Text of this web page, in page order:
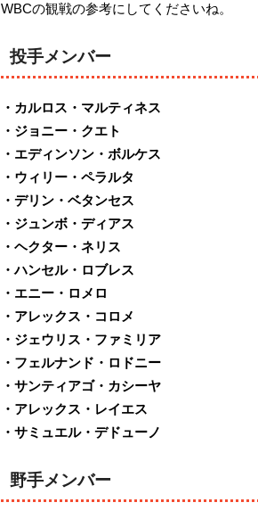
WBCの観戦の参考にしてくださいね。
投手メンバー
・カルロス・マルティネス
・ジョニー・クエト
・エディンソン・ボルケス
・ウィリー・ペラルタ
・デリン・ベタンセス
・ジュンボ・ディアス
・ヘクター・ネリス
・ハンセル・ロブレス
・エニー・ロメロ
・アレックス・コロメ
・ジェウリス・ファミリア
・フェルナンド・ロドニー
・サンティアゴ・カシーヤ
・アレックス・レイエス
・サミュエル・デドューノ
野手メンバー